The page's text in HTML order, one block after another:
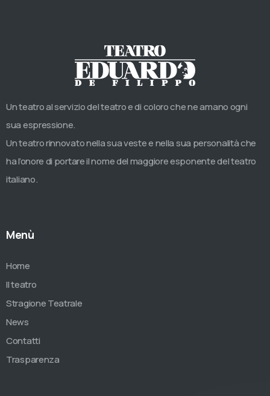
Un teatro al servizio del teatro e di coloro che ne amano ogni
sua espressione.
Un teatro rinnovato nella sua veste e nella sua personalità che
ha l’onore di portare il nome del maggiore esponente del teatro
italiano.
Menù
Home
Il teatro
Stragione Teatrale
News
Contatti
Trasparenza